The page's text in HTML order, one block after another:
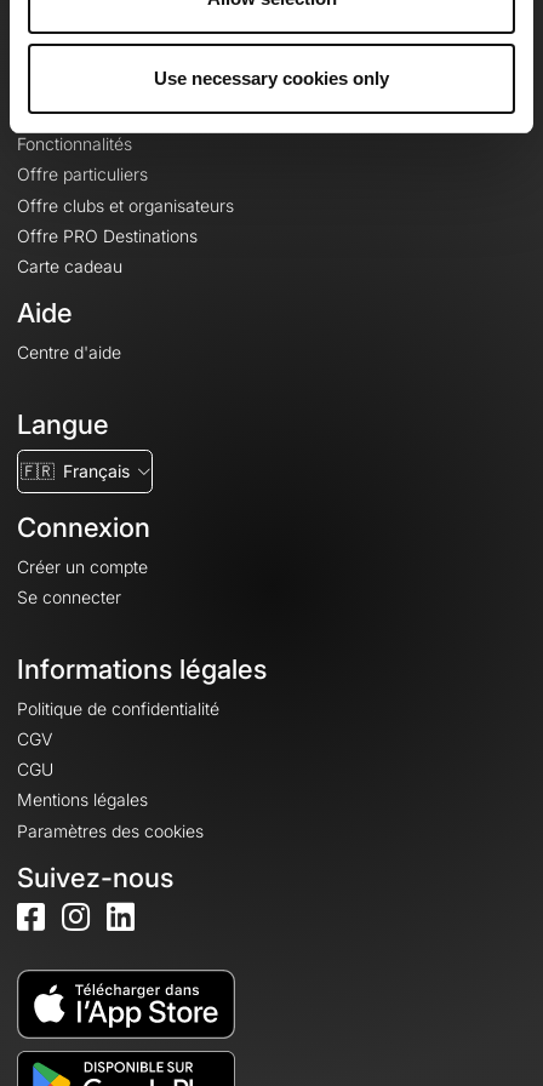
Use necessary cookies only
Le Mag'
Fonds de cartes topographiques
Fonctionnalités
Offre particuliers
Offre clubs et organisateurs
Offre PRO Destinations
Carte cadeau
Aide
Centre d'aide
Langue
🇫🇷 Français
Connexion
Créer un compte
Se connecter
Informations légales
Politique de confidentialité
CGV
CGU
Mentions légales
Paramètres des cookies
Suivez-nous